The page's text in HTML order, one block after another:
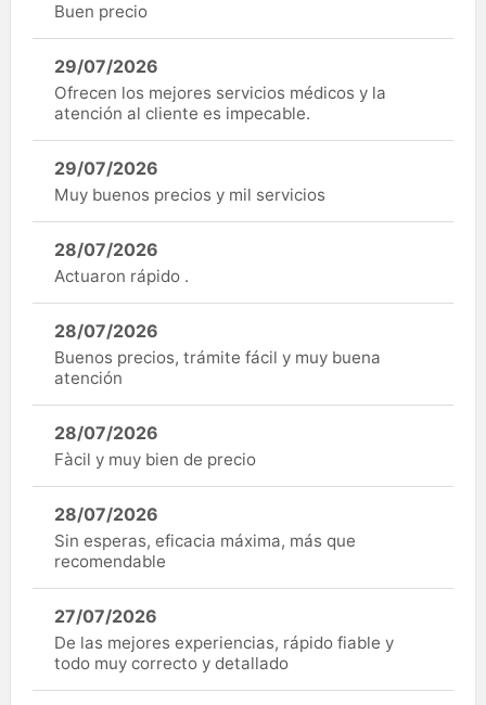
Buen precio
29/07/2026
Ofrecen los mejores servicios médicos y la
atención al cliente es impecable.
29/07/2026
Muy buenos precios y mil servicios
28/07/2026
Actuaron rápido .
28/07/2026
Buenos precios, trámite fácil y muy buena
atención
28/07/2026
Fàcil y muy bien de precio
28/07/2026
Sin esperas, eficacia máxima, más que
recomendable
27/07/2026
De las mejores experiencias, rápido fiable y
todo muy correcto y detallado